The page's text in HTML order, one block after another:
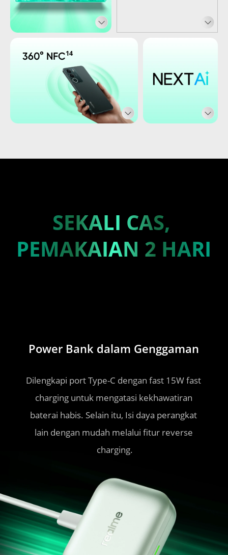
360° NFC¹⁴
SEKALI CAS,
PEMAKAIAN 2 HARI
Dengan Baterai Awet 6300mAh, smartphone bisa
digunakan hingga 2 hari penuh tanpa khawatir
kehabisan daya. Untuk bekerja seharian atau
selalu terhubung saat dibutuhkan.
Lebih dari 9 Jam Bermain Game
Saat Terisi 100%.
BATERAI LEBIH AWET¹
Dilengkapi port Type-C dengan fast 15W fast
charging untuk mengatasi kekhawatiran
baterai habis. Selain itu, Isi daya perangkat
lain dengan mudah melalui fitur reverse
charging.
Power Bank dalam Genggaman